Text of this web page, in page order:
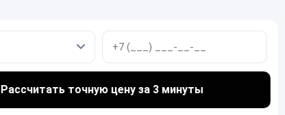
Рассчитать точную цену за 3 минуты